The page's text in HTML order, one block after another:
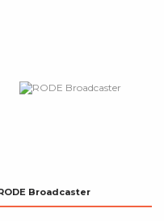
Broadcaster